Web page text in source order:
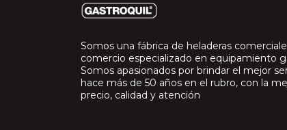
Somos una fábrica de heladeras
comercio especializado en equipamiento
Somos apasionados por brindar el mejor
hace más de 50 años en el rubro, con la
precio, calidad y atención